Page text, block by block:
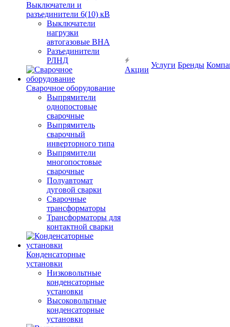
Выключатели и
разъединители 6(10) кВ
Выключатели
нагрузки
автогазовые ВНА
Разъединители
РЛНД
Сварочное оборудование
Выпрямители
однопостовые
сварочные
Выпрямитель
сварочный
инверторного типа
Выпрямители
многопостовые
сварочные
Полуавтомат
дуговой сварки
Сварочные
трансформаторы
Трансформаторы для
контактной сварки
Конденсаторные
установки
Низковольтные
конденсаторные
установки
Высоковольтные
конденсаторные
установки
Акции
Услуги Бренды